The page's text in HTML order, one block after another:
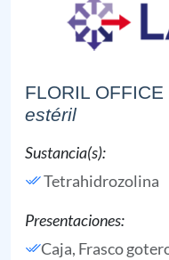
FLORIL OFFICE
estéril
Sustancia(s):
Tetrahidrozolina
Presentaciones:
Caja, Frasco